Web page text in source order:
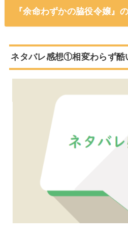
『余命わずかの脇役令嬢』
ネタバレ感想①相変わらず酷